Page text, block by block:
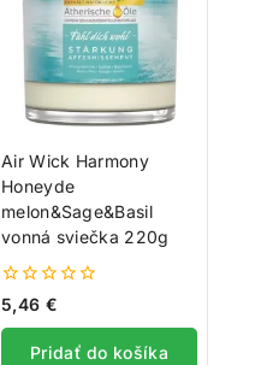
Air Wick Harmony
Honeyde
melon&Sage&Basil
vonná sviečka 220g
0
5
5,46 €
Pridať do košíka